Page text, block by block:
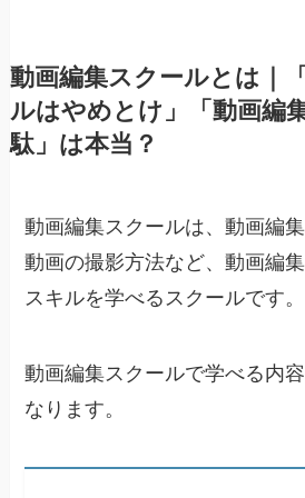
動画編集スクールとは｜
ルはやめとけ」「動画編
駄」は本当？
動画編集スクールは、動画編
動画の撮影方法など、動画編
スキルを学べるスクールです。
動画編集スクールで学べる内
なります。